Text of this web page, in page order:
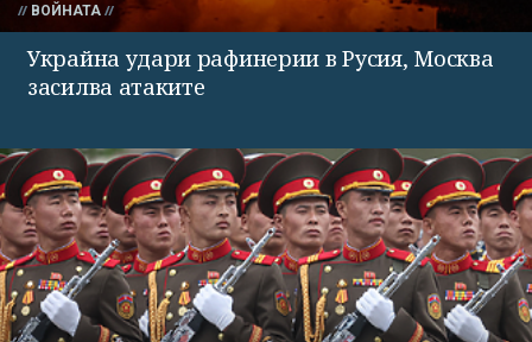
ВОЙНАТА
Украйна удари рафинерии в Русия, Москва
засилва атаките